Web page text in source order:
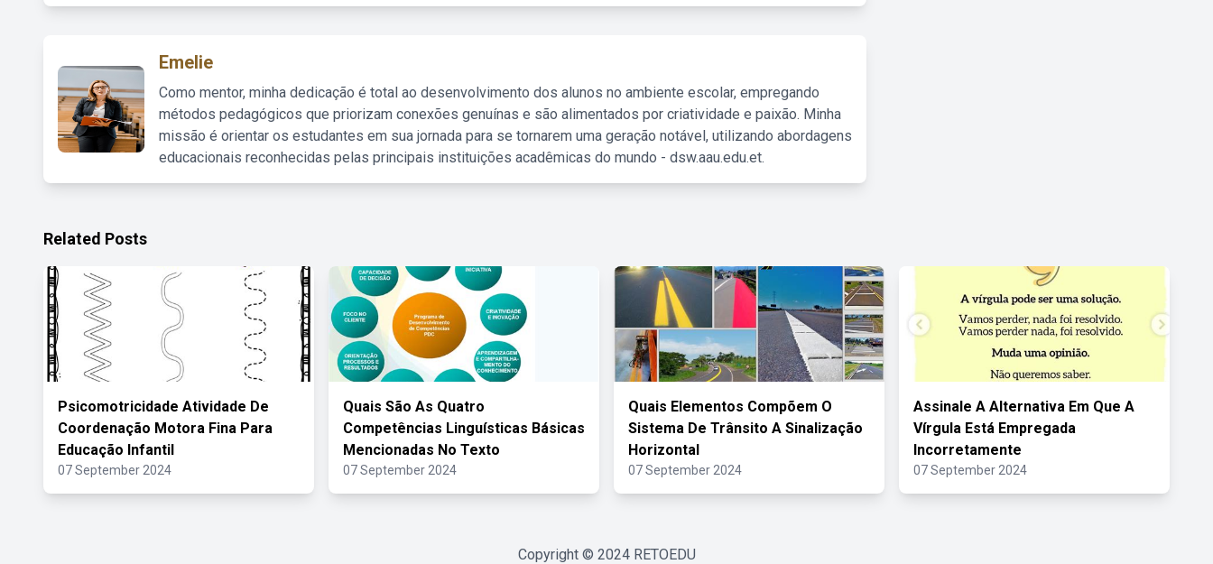
Emelie
Como mentor, minha dedicação é total ao desenvolvimento dos alunos no ambiente escolar, empregando
métodos pedagógicos que priorizam conexões genuínas e são alimentados por criatividade e paixão. Minha
missão é orientar os estudantes em sua jornada para se tornarem uma geração notável, utilizando abordagens
educacionais reconhecidas pelas principais instituições acadêmicas do mundo - dsw.aau.edu.et.
Related Posts
Psicomotricidade Atividade De
Coordenação Motora Fina Para
Educação Infantil
07 September 2024
Quais São As Quatro
Competências Linguísticas Básicas
Mencionadas No Texto
07 September 2024
Quais Elementos Compõem O
Sistema De Trânsito A Sinalização
Horizontal
07 September 2024
Assinale A Alternativa Em Que A
Vírgula Está Empregada
Incorretamente
07 September 2024
Copyright © 2024 RETOEDU